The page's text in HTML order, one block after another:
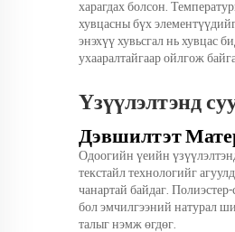
харагдах болсон.
хувцасны бүх
энэхүү хувьсгал нь хувцас
ухааралтайгаар ойлгож
Үзүүлэлтэнд
Дэвшилтэт
Одоогийн үеийн
текстайл технологийг
чанартай байдаг.
бол эмчилгээний натурал
талыг нэмж өгдөг.